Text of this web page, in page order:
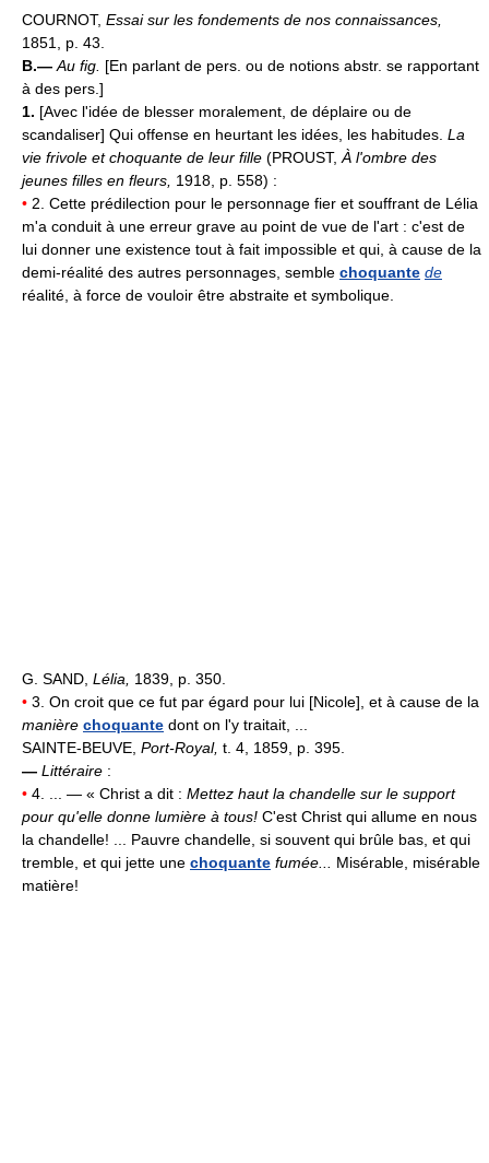
COURNOT, Essai sur les fondements de nos connaissances,
1851, p. 43.
B.— Au fig. [En parlant de pers. ou de notions abstr. se rapportant
à des pers.]
1. [Avec l'idée de blesser moralement, de déplaire ou de
scandaliser] Qui offense en heurtant les idées, les habitudes. La
vie frivole et choquante de leur fille (PROUST, À l'ombre des
jeunes filles en fleurs, 1918, p. 558) :
• 2. Cette prédilection pour le personnage fier et souffrant de Lélia
m'a conduit à une erreur grave au point de vue de l'art : c'est de
lui donner une existence tout à fait impossible et qui, à cause de la
demi-réalité des autres personnages, semble choquante de
réalité, à force de vouloir être abstraite et symbolique.
G. SAND, Lélia, 1839, p. 350.
• 3. On croit que ce fut par égard pour lui [Nicole], et à cause de la
manière choquante dont on l'y traitait, ...
SAINTE-BEUVE, Port-Royal, t. 4, 1859, p. 395.
— Littéraire :
• 4. ... — « Christ a dit : Mettez haut la chandelle sur le support
pour qu'elle donne lumière à tous! C'est Christ qui allume en nous
la chandelle! ... Pauvre chandelle, si souvent qui brûle bas, et qui
tremble, et qui jette une choquante fumée...
Misérable, misérable
matière!